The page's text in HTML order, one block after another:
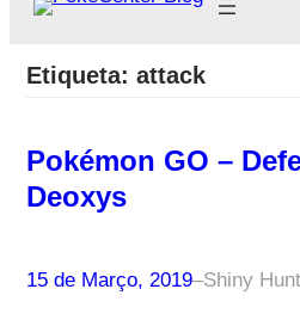
Etiqueta: attack
Pokémon GO –
Deoxys
15 de Março, 2019–Shiny